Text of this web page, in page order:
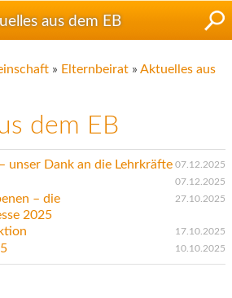
aus dem EB
» Elternbeirat » Aktuelles aus
dem EB
unser Dank an die Lehrkräfte 07.12.2025
07.12.2025
– die
2025
27.10.2025
17.10.2025
10.10.2025